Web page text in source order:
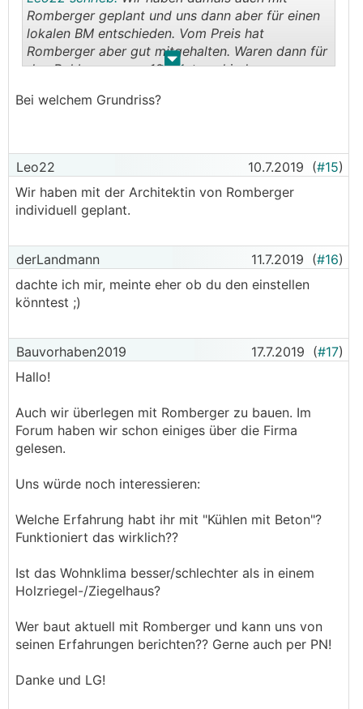
. .
Romberger geplant und uns dann aber für einen
lokalen BM entschieden. Vom Preis hat
Romberger aber gut mitgehalten. Waren dann für
den Rohbau nur ca. 10k Unterschied ...
Wenn ich den BM nicht persönlich gut gekannt
Bei welchem Grundriss?
Leo22 10.7.2019 (#15)
Wir haben mit der Architektin von Romberger
individuell geplant.
derLandmann 11.7.2019 (#16)
dachte ich mir, meinte eher ob du den einstellen
könntest ;)
Bauvorhaben2019 17.7.2019 (#17)
Hallo!
Auch wir überlegen mit Romberger zu bauen. Im
Forum haben wir schon einiges über die Firma
gelesen.
Uns würde noch interessieren:
Welche Erfahrung habt ihr mit "Kühlen mit Beton"?
Funktioniert das wirklich??
Ist das Wohnklima besser/schlechter als in einem
Holzriegel-/Ziegelhaus?
Wer baut aktuell mit Romberger und kann uns von
seinen Erfahrungen berichten?? Gerne auch per PN!
Danke und LG!